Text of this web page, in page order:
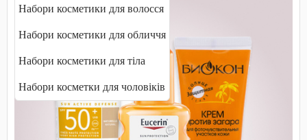
Набори косметики для волосся
Набори косметики для обличчя
Набори косметики для тіла
Набори косметки для чоловіків